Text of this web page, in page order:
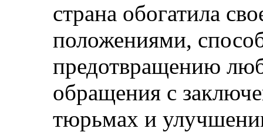
страна обогатила
положениями,
предотвращению
обращения с
тюрьмах и